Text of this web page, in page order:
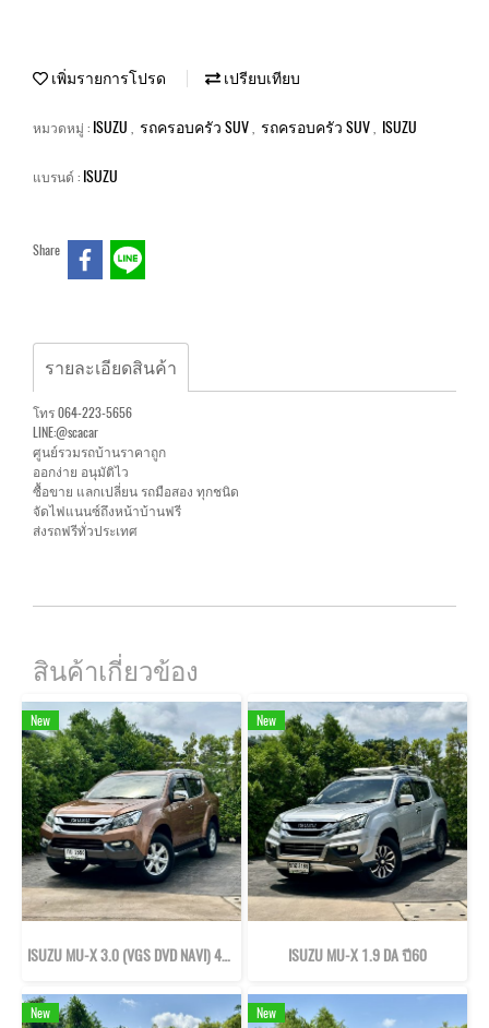
เพิ่มรายการโปรด เปรียบเทียบ
หมวดหมู่ : ISUZU รถครอบครัว SUV รถครอบครัว SUV ISUZU
แบรนด์ : ISUZU
Share
รายละเอียดสินค้า
โทร 064-223-5656
LINE:@scacar
ศูนย์รวมรถบ้านราคาถูก
ออกง่าย อนุมัติไว
ซื้อขาย แลกเปลี่ยน รถมือสอง ทุกชนิด
จัดไฟแนนซ์ถึงหน้าบ้านฟรี
ส่งรถฟรีทั่วประเทศ
สินค้าเกี่ยวข้อง
New
ISUZU MU-X 3.0 (VGS DVD NAVI) 4WD ปี57
New
ISUZU MU-X 1.9 DA ปี60
New New